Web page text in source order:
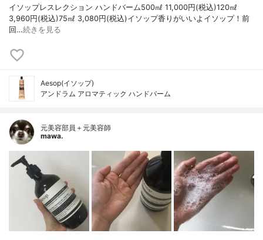
イソップレスレクション ハンドバーム500㎖ 11,000円(税込)120㎖
3,960円(税込)75㎖ 3,080円(税込)イソップ香りがいいよイソップ！前
回…続きを見る
Aesop(イソップ)
アンドラム アロマティック ハンドバーム
元美容部員＋元美容師
mawa.